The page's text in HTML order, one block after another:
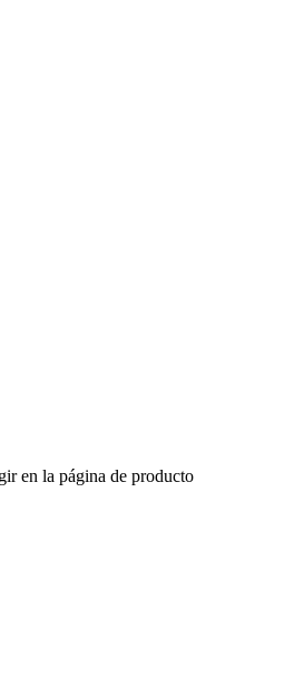
en la página de producto